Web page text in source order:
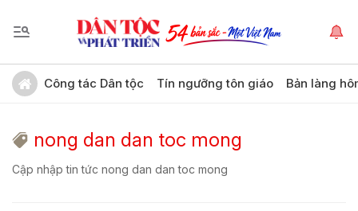
Công tác Dân tộc Tín ngưỡng tôn giáo Bản làng
nong dan dan toc mong
Cập nhập tin tức nong dan dan toc mong